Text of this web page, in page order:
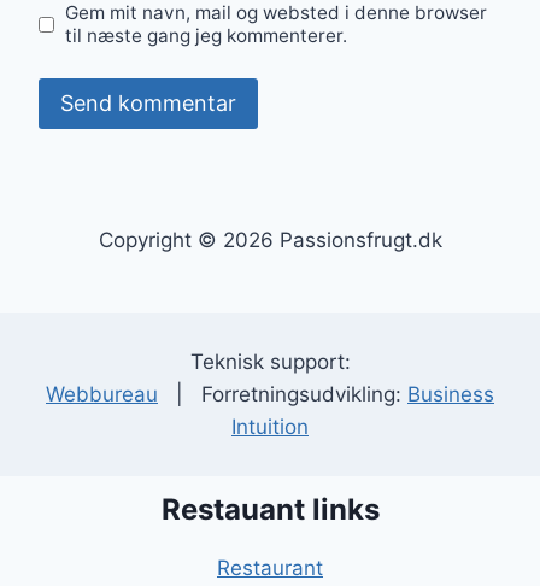
Gem mit navn, mail og websted i denne browser
til næste gang jeg kommenterer.
Copyright © 2026 Passionsfrugt.dk
Teknisk support:
Webbureau | Forretningsudvikling: Business
Intuition
Restauant links
Restaurant